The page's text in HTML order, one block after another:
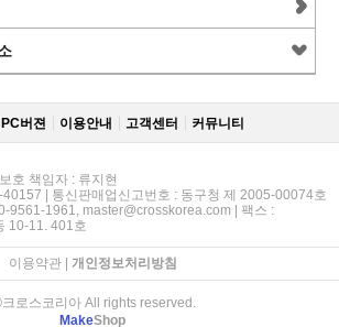
PC버젼 이용안내 고객센터 커뮤니티
호 책임자 : 류지현
| 통신판매업신고번호 : 동구청 제 2005-00074호
9561-1961, master@crosskorea.com | 팩스 :
10-11. 401호
이용약관| 개인정보처리방침
로스코리아 All rights reserved.
MakeShop